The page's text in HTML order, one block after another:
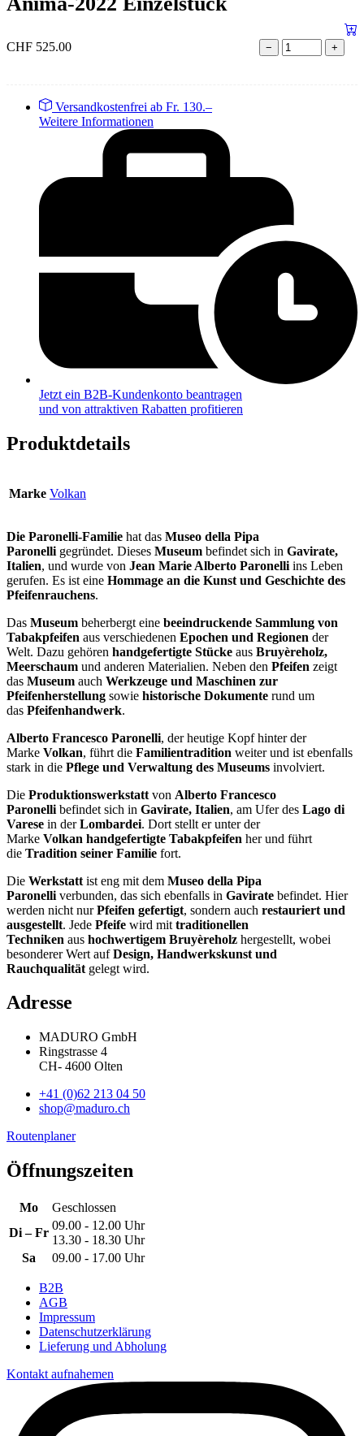
CHF 525.00 − +
Versandkostenfrei ab Fr. 130.–
Weitere Informationen
Jetzt ein B2B-Kundenkonto beantragen
und von attraktiven Rabatten profitieren
Produktdetails
Marke Volkan
Die Paronelli-Familie hat das Museo della Pipa
Paronelli gegründet. Dieses Museum befindet sich in Gavirate,
Italien, und wurde von Jean Marie Alberto Paronelli ins Leben
gerufen. Es ist eine Hommage an die Kunst und Geschichte des
Pfeifenrauchens.
Das Museum beherbergt eine beeindruckende Sammlung von
Tabakpfeifen aus verschiedenen Epochen und Regionen der
Welt. Dazu gehören handgefertigte Stücke aus Bruyèreholz,
Meerschaum und anderen Materialien. Neben den Pfeifen zeigt
das Museum auch Werkzeuge und Maschinen zur
Pfeifenherstellung sowie historische Dokumente rund um
das Pfeifenhandwerk.
Alberto Francesco Paronelli, der heutige Kopf hinter der
Marke Volkan, führt die Familientradition weiter und ist ebenfalls
stark in die Pflege und Verwaltung des Museums involviert.
Die Produktionswerkstatt von Alberto Francesco
Paronelli befindet sich in Gavirate, Italien, am Ufer des Lago di
Varese in derLombardei. Dort stellt er unter der
Marke Volkan handgefertigte Tabakpfeifen her und führt
die Tradition seiner Familie fort.
Die Werkstatt ist eng mit dem Museo della Pipa
Paronelli verbunden, das sich ebenfalls in Gavirate befindet. Hier
werden nicht nurPfeifen gefertigt, sondern auch restauriert und
ausgestellt. Jede Pfeife wird mit traditionellen
Techniken aus hochwertigem Bruyèreholz hergestellt, wobei
besonderer Wert aufDesign, Handwerkskunst und
Rauchqualität gelegt wird.
Adresse
MADURO GmbH
Ringstrasse 4
CH- 4600 Olten
+41 (0)62 213 04 50
shop@maduro.ch
Routenplaner
Öffnungszeiten
Mo
Geschlossen
Di – Fr
09.00 - 12.00 Uhr
13.30 - 18.30 Uhr
Sa
09.00 - 17.00 Uhr
B2B
AGB
Impressum
Datenschutzerklärung
Lieferung und Abholung
Kontakt aufnahemen